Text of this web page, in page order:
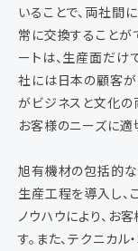
いることで、両社間
常に交換することが
ートは、生産面だけ
社には日本の顧客が
がビジネスと文化の
お客様のニーズに適
旭有機材の包括的な
生産工程を導入し
ノウハウにより、お
す。また、テクニカ